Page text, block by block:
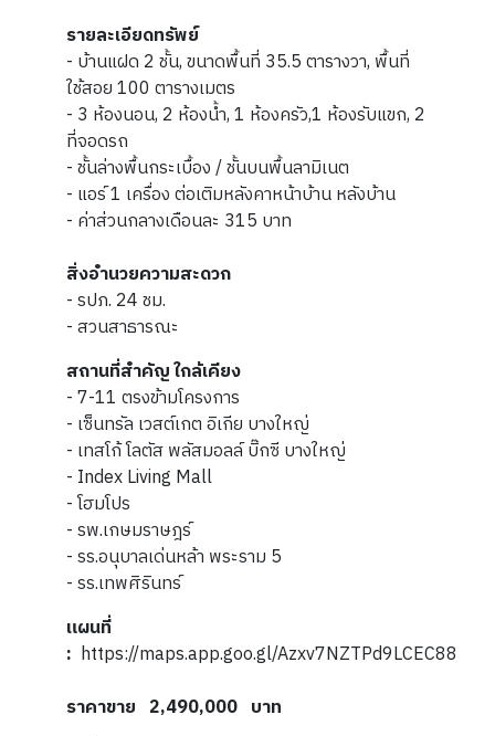
รายละเอียดทรัพย์
- บ้านแฝด 2 ชั้น, ขนาดพื้นที่ 35.5 ตารางวา, พื้นที่
ใช้สอย 100 ตารางเมตร
- 3 ห้องนอน, 2 ห้องน้ำ, 1 ห้องครัว,1 ห้องรับแขก, 2
ที่จอดรถ
- ชั้นล่างพื้นกระเบื้อง / ชั้นบนพื้นลามิเนต
- แอร์ 1 เครื่อง ต่อเติมหลังคาหน้าบ้าน หลังบ้าน
- ค่าส่วนกลางเดือนละ 315 บาท
สิ่งอำนวยความสะดวก
- รปภ. 24 ชม.
- สวนสาธารณะ
สถานที่สำคัญ ใกล้เคียง
- 7-11 ตรงข้ามโครงการ
- เซ็นทรัล เวสต์เกต อิเกีย บางใหญ่
- เทสโก้ โลตัส พลัสมอลล์ บิ๊กซี บางใหญ่
- Index Living Mall
- โฮมโปร
- รพ.เกษมราษฎร์
- รร.อนุบาลเด่นหล้า พระราม 5
- รร.เทพศิรินทร์
แผนที่
: https://maps.app.goo.gl/Azxv7NZTPd9LCEC88
ราคาขาย 2,490,000 บาท